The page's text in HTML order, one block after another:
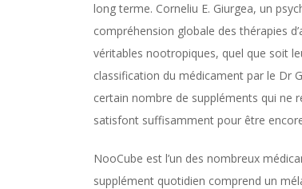
long terme. Corneliu E. Giurgea, un
compréhension globale des thérapies
véritables nootropiques, quel que soit
classification du médicament par le Dr
certain nombre de suppléments qui ne
satisfont suffisamment pour être
NooCube est l’un des nombreux
supplément quotidien comprend un